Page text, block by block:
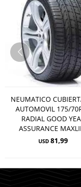
NEUMATICO
AUTOMOVIL 175/
RADIAL GOOD
ASSURANCE
USD 81,99